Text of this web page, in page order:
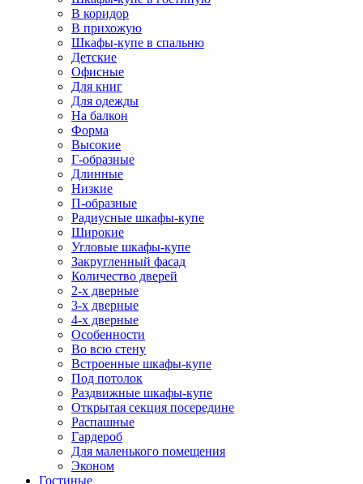
В коридор
В прихожую
Шкафы-купе в спальню
Детские
Офисные
Для книг
Для одежды
На балкон
Форма
Высокие
Г-образные
Длинные
Низкие
П-образные
Радиусные шкафы-купе
Широкие
Угловые шкафы-купе
Закругленный фасад
Количество дверей
2-х дверные
3-х дверные
4-х дверные
Особенности
Во всю стену
Встроенные шкафы-купе
Под потолок
Раздвижные шкафы-купе
Открытая секция посередине
Распашные
Гардероб
Для маленького помещения
Эконом
Гостиные